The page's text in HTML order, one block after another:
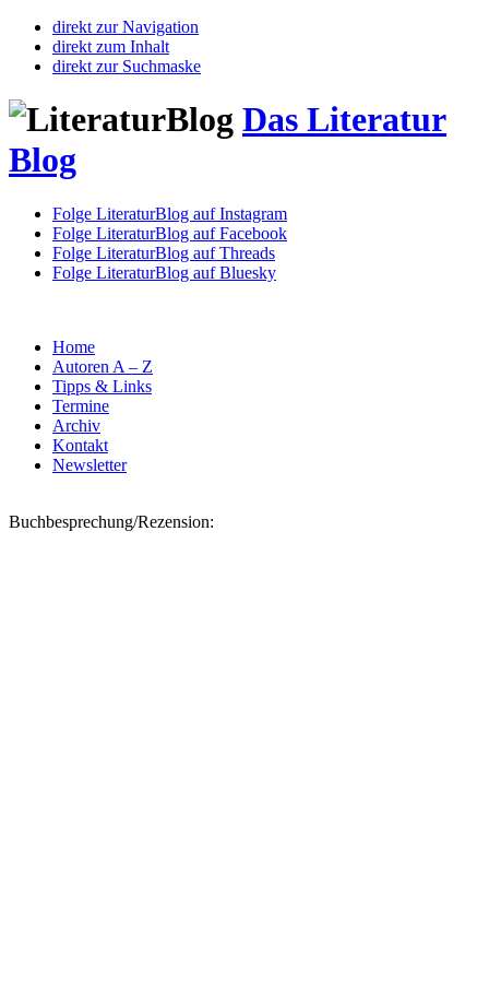
direkt zur Navigation
direkt zum Inhalt
direkt zur Suchmaske
Das Literatur
Blog
Folge LiteraturBlog auf Instagram
Folge LiteraturBlog auf Facebook
Folge LiteraturBlog auf Threads
Folge LiteraturBlog auf Bluesky
Home
Autoren A – Z
Tipps & Links
Termine
Archiv
Kontakt
Newsletter
Buchbesprechung/Rezension: